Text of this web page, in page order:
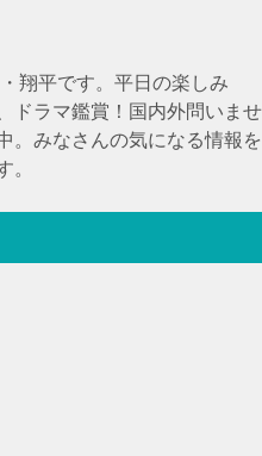
翔平です。平日の楽しみ
ドラマ鑑賞！国内外問いませ
。みなさんの気になる情報を
。